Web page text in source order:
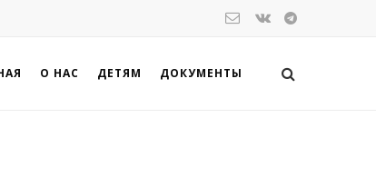
О НАС ДЕТЯМ ДОКУМЕНТЫ